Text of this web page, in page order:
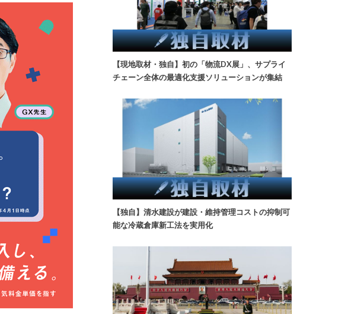
【現地取材・独自】初の「物流DX展」、サプライ
チェーン全体の最適化支援ソリューションが集結
【独自】清水建設が建設・維持管理コストの抑制可
能な冷蔵倉庫新工法を実用化